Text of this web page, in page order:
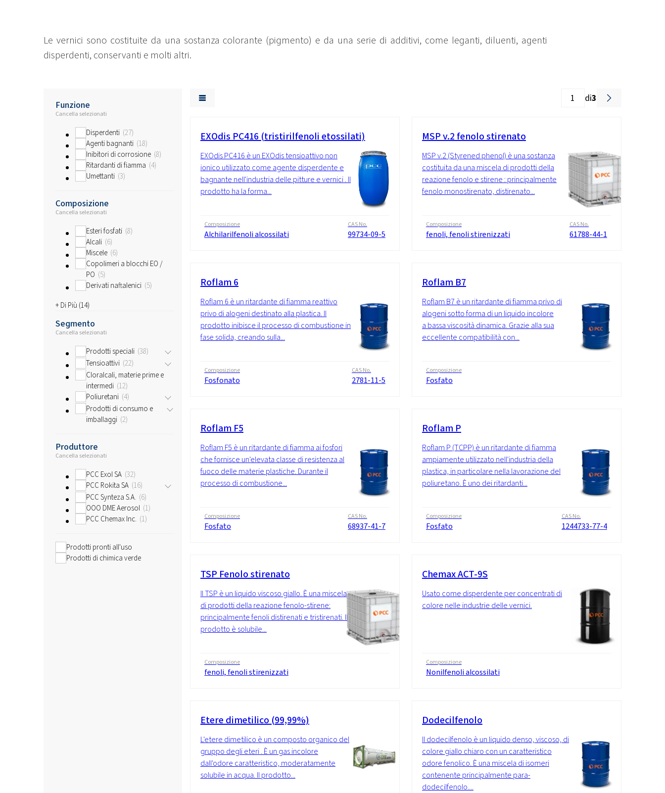
Le vernici sono costituite da una sostanza colorante (pigmento) e da una serie di additivi, come leganti, diluenti, agenti
disperdenti, conservanti e molti altri.
Funzione
Cancella selezionati
Disperdenti 27
Agenti bagnanti 18
Inibitori di corrosione 8
Ritardanti di fiamma 4
Umettanti 3
Composizione
Cancella selezionati
Esteri fosfati 8
Alcali 6
Miscele 6
Copolimeri a blocchi EO /
PO 5
Derivati naftalenici 5
+ Di Più (14)
Segmento
Cancella selezionati
Prodotti speciali 38
Tensioattivi 22
Cloralcali, materie prime e
intermedi 12
Poliuretani 4
Prodotti di consumo e
imballaggi 2
Produttore
Cancella selezionati
PCC Exol SA 32
PCC Rokita SA 16
PCC Synteza S.A. 6
OOO DME Aerosol 1
PCC Chemax Inc. 1
Prodotti pronti all'uso
Prodotti di chimica verde
di3
EXOdis PC416 (tristirilfenoli etossilati)
EXOdis PC416 è un EXOdis tensioattivo non
ionico utilizzato come agente disperdente e
bagnante nell'industria delle pitture e vernici . Il
prodotto ha la forma...
Composizione
Alchilarilfenoli alcossilati
CAS No.
99734-09-5
MSP v.2 fenolo stirenato
MSP v.2 (Styrened phenol) è una sostanza
costituita da una miscela di prodotti della
reazione fenolo e stirene : principalmente
fenolo monostirenato, distirenato...
Composizione
fenoli, fenoli stirenizzati
CAS No.
61788-44-1
Roflam 6
Roflam 6 è un ritardante di fiamma reattivo
privo di alogeni destinato alla plastica. Il
prodotto inibisce il processo di combustione in
fase solida, creando sulla...
Composizione
Fosfonato
CAS No.
2781-11-5
Roflam B7
Roflam B7 è un ritardante di fiamma privo di
alogeni sotto forma di un liquido incolore
a bassa viscosità dinamica. Grazie alla sua
eccellente compatibilità con...
Composizione
Fosfato
Roflam F5
Roflam F5 è un ritardante di fiamma ai fosfori
che fornisce un'elevata classe di resistenza al
fuoco delle materie plastiche. Durante il
processo di combustione...
Composizione
Fosfato
CAS No.
68937-41-7
Roflam P
Roflam P (TCPP) è un ritardante di fiamma
ampiamente utilizzato nell'industria della
plastica, in particolare nella lavorazione del
poliuretano. È uno dei ritardanti...
Composizione
Fosfato
CAS No.
1244733-77-4
TSP Fenolo stirenato
Il TSP è un liquido viscoso giallo. È una miscela
di prodotti della reazione fenolo-stirene:
principalmente fenoli distirenati e tristirenati. Il
prodotto è solubile...
Composizione
fenoli, fenoli stirenizzati
Chemax ACT-9S
Usato come disperdente per concentrati di
colore nelle industrie delle vernici.
Composizione
Nonilfenoli alcossilati
Etere dimetilico (99,99%)
L'etere dimetilico è un composto organico del
gruppo degli eteri . È un gas incolore
dall'odore caratteristico, moderatamente
solubile in acqua. Il prodotto...
Dodecilfenolo
Il dodecilfenolo è un liquido denso, viscoso, di
colore giallo chiaro con un caratteristico
odore fenolico. È una miscela di isomeri
contenente principalmente para-
dodecilfenolo....